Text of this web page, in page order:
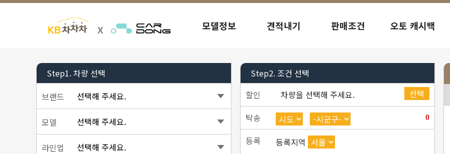
모델정보 견적내기 판매조건 오토 캐시백
Step1.차량 선택
브랜드
선택해 주세요.
모델 선택해 주세요.
라인업 선택해 주세요.
Step2. 조건 선택
할인
차량을 선택해 주세요.
선택
탁송
0
등록
등록지역